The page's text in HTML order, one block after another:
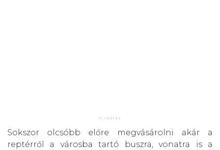
Sokszor olcsóbb előre megvásárolni akár a
reptérről a városba tartó buszra, vonatra is a